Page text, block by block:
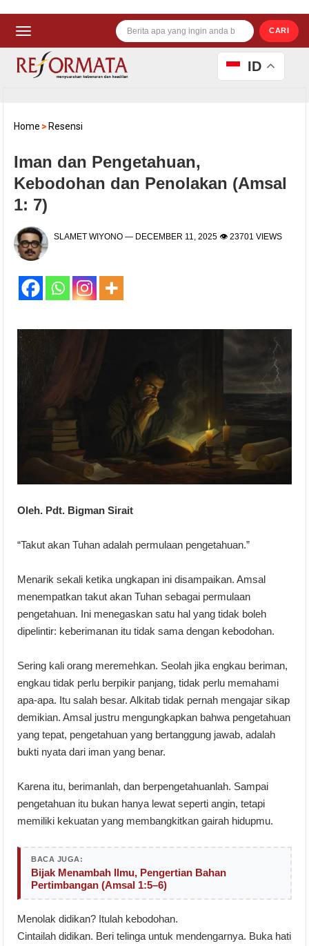
CARI
Home > Resensi
Iman dan Pengetahuan,
Kebodohan dan Penolakan (Amsal
1: 7)
SLAMET WIYONO— DECEMBER 11, 2025 👁 23701 VIEWS
Oleh. Pdt. Bigman Sirait
“Takut akan Tuhan adalah permulaan pengetahuan.”
Menarik sekali ketika ungkapan ini disampaikan. Amsal
menempatkan takut akan Tuhan sebagai permulaan
pengetahuan. Ini menegaskan satu hal yang tidak boleh
dipelintir: keberimanan itu tidak sama dengan kebodohan.
Sering kali orang meremehkan. Seolah jika engkau beriman,
engkau tidak perlu berpikir panjang, tidak perlu memahami
apa-apa. Itu salah besar. Alkitab tidak pernah mengajar sikap
demikian. Amsal justru mengungkapkan bahwa pengetahuan
yang tepat, pengetahuan yang bertanggung jawab, adalah
bukti nyata dari iman yang benar.
Karena itu, berimanlah, dan berpengetahuanlah. Sampai
pengetahuan itu bukan hanya lewat seperti angin, tetapi
memiliki kekuatan yang membangkitkan gairah hidupmu.
BACA JUGA:
Bijak Menambah Ilmu, Pengertian Bahan
Pertimbangan (Amsal 1:5–6)
Menolak didikan? Itulah kebodohan.
Cintailah didikan. Beri telinga untuk mendengarnya. Buka hati
ID